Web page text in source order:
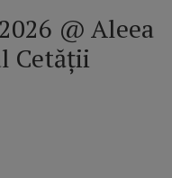
@ Aleea
Cetății